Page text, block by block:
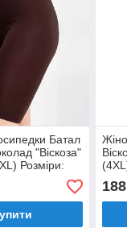
Батал
"Віскоза"
Розміри:
5)